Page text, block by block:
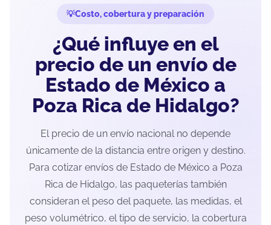
Costo, cobertura y preparación
¿Qué influye en el
precio de un envío de
Estado de México a
Poza Rica de Hidalgo?
El precio de un envío nacional no depende
únicamente de la distancia entre origen y destino.
Para cotizar envíos de Estado de México a Poza
Rica de Hidalgo, las paqueterías también
consideran el peso del paquete, las medidas, el
peso volumétrico, el tipo de servicio, la cobertura